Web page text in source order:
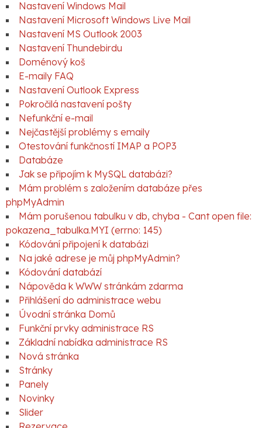
Nastavení Windows Mail
Nastavení Microsoft Windows Live Mail
Nastavení MS Outlook 2003
Nastavení Thundebirdu
Doménový koš
E-maily FAQ
Nastavení Outlook Express
Pokročilá nastavení pošty
Nefunkční e-mail
Nejčastější problémy s emaily
Otestování funkčností IMAP a POP3
Databáze
Jak se připojím k MySQL databázi?
Mám problém s založením databáze přes
phpMyAdmin
Mám porušenou tabulku v db, chyba - Cant open file:
pokazena_tabulka.MYI (errno: 145)
Kódování připojení k databázi
Na jaké adrese je můj phpMyAdmin?
Kódování databází
Nápověda k WWW stránkám zdarma
Přihlášení do administrace webu
Úvodní stránka Domů
Funkční prvky administrace RS
Základní nabídka administrace RS
Nová stránka
Stránky
Panely
Novinky
Slider